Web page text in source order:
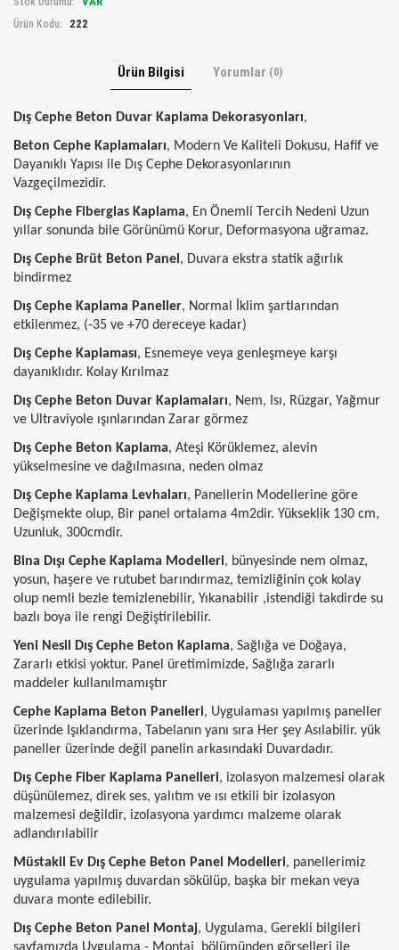
Ürün Kodu: 222
Ürün Bilgisi Yorumlar (0)
Dış Cephe Beton Duvar Kaplama Dekorasyonları,
Beton Cephe Kaplamaları, Modern Ve Kaliteli Dokusu, Hafif ve
Dayanıklı Yapısı ile Dış Cephe Dekorasyonlarının
Vazgeçilmezidir.
Dış Cephe Fiberglas Kaplama, En Önemli Tercih Nedeni Uzun
yıllar sonunda bile Görünümü Korur, Deformasyona uğramaz.
Dış Cephe Brüt Beton Panel , Duvara ekstra statik ağırlık
bindirmez
Dış Cephe Kaplama Paneller, Normal İklim şartlarından
etkilenmez, (-35 ve +70 dereceye kadar)
Dış Cephe Kaplaması, Esnemeye veya genleşmeye karşı
dayanıklıdır. Kolay Kırılmaz
Dış Cephe Beton Duvar Kaplamaları, Nem, Isı, Rüzgar, Yağmur
ve Ultraviyole ışınlarından Zarar görmez
Dış Cephe Beton Kaplama, Ateşi Körüklemez, alevin
yükselmesine ve dağılmasına, neden olmaz
Dış Cephe Kaplama Levhaları, Panellerin Modellerine göre
Değişmekte olup, Bir panel ortalama 4m2dir. Yükseklik 130 cm,
Uzunluk, 300cmdir.
Bina Dışı Cephe Kaplama Modelleri, bünyesinde nem olmaz,
yosun, haşere ve rutubet barındırmaz, temizliğinin çok kolay
olup nemli bezle temizlenebilir, Yıkanabilir ,istendiği takdirde su
bazlı boya ile rengi Değiştirilebilir.
Yeni Nesil Dış Cephe Beton Kaplama, Sağlığa ve Doğaya,
Zararlı etkisi yoktur. Panel üretimimizde, Sağlığa zararlı
maddeler kullanılmamıştır
Cephe Kaplama Beton Panelleri, Uygulaması yapılmış paneller
üzerinde Işıklandırma, Tabelanın yanı sıra Her şey Asılabilir. yük
paneller üzerinde değil panelin arkasındaki Duvardadır.
Dış Cephe Fiber Kaplama Panelleri, izolasyon malzemesi olarak
düşünülemez, direk ses, yalıtım ve ısı etkili bir izolasyon
malzemesi değildir, izolasyona yardımcı malzeme olarak
adlandırılabilir
Müstakil Ev Dış Cephe Beton Panel Modelleri, panellerimiz
uygulama yapılmış duvardan sökülüp, başka bir mekan veya
duvara monte edilebilir.
Dış Cephe Beton Panel Montaj, Uygulama, Gerekli bilgileri